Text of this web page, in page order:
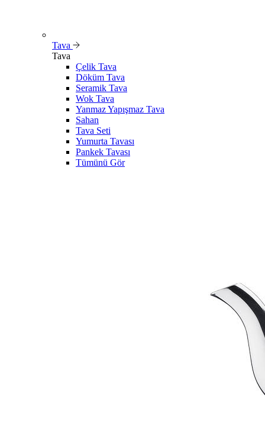
Tava
Tava
Çelik Tava
Döküm Tava
Seramik Tava
Wok Tava
Yanmaz Yapışmaz Tava
Sahan
Tava Seti
Yumurta Tavası
Pankek Tavası
Tümünü Gör